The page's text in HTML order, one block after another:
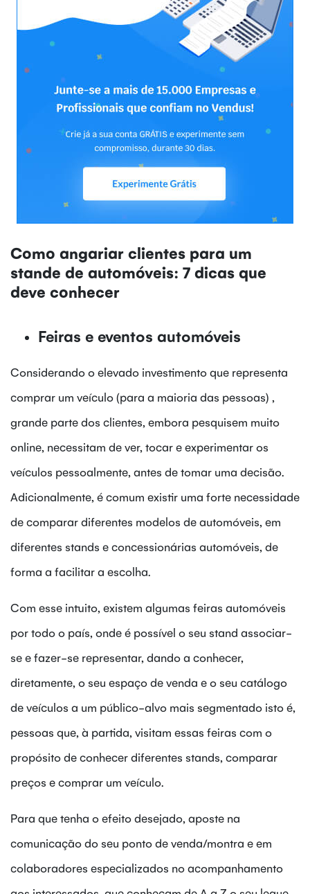
Como angariar clientes para um
stande de automóveis: 7 dicas que
deve conhecer
Feiras e eventos automóveis
Considerando o elevado investimento que representa
comprar um veículo (para a maioria das pessoas) ,
grande parte dos clientes, embora pesquisem muito
online, necessitam de ver, tocar e experimentar os
veículos pessoalmente, antes de tomar uma decisão.
Adicionalmente, é comum existir uma forte necessidade
de comparar diferentes modelos de automóveis, em
diferentes stands e concessionárias automóveis, de
forma a facilitar a escolha.
Com esse intuito, existem algumas feiras automóveis
por todo o país, onde é possível o seu stand associar-
se e fazer-se representar, dando a conhecer,
diretamente, o seu espaço de venda e o seu catálogo
de veículos a um público-alvo mais segmentado isto é,
pessoas que, à partida, visitam essas feiras com o
propósito de conhecer diferentes stands, comparar
preços e comprar um veículo.
Para que tenha o efeito desejado, aposte na
comunicação do seu ponto de venda/montra e em
colaboradores especializados no acompanhamento